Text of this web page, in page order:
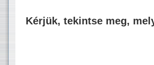
Kérjük, tekintse meg,